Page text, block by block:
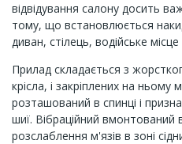
відвідування салону досить
тому, що встановлюється
диван, стілець, водійське
Прилад складається з
крісла, і закріплених на ньому
розташований в спинці і
шиї. Вібраційний вмонтований в
розслаблення м'язів в зоні